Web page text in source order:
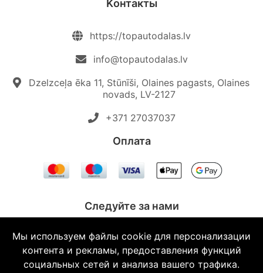
Kонтакты
https://topautodalas.lv
info@topautodalas.lv
Dzelzceļa ēka 11, Stūnīši, Olaines pagasts, Olaines
novads, LV-2127
+371 27037037‬
Oплата
Следуйте за нами
© 2026 Topautodalas.lv Все права защищены.
Мы используем файлы cookie для персонализации
контента и рекламы, предоставления функций
социальных сетей и анализа вашего трафика.